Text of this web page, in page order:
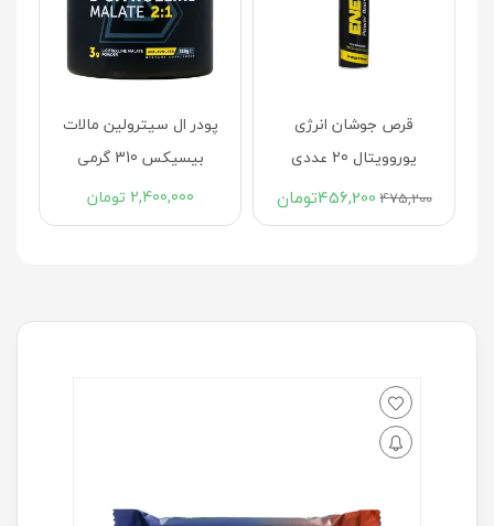
قرص جوشان انرژی
یوروویتال 20 عددی
475,200
456,200تومان
پودر ال سیترولین مالات
بیسیکس 310 گرمی
2,400,000 تومان